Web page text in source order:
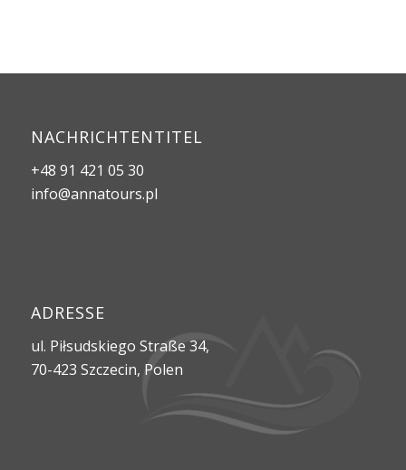
NACHRICHTENTITEL
+48 91 421 05 30
info@annatours.pl
ADRESSE
ul. Piłsudskiego Straße 34,
70-423 Szczecin, Polen